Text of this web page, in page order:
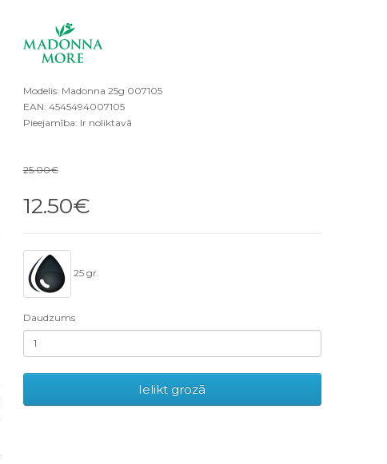
Modelis: Madonna 25g 007105
EAN: 4545494007105
Pieejamība: Ir noliktavā
25.00€
12.50€
25 gr.
Daudzums
Ielikt grozā